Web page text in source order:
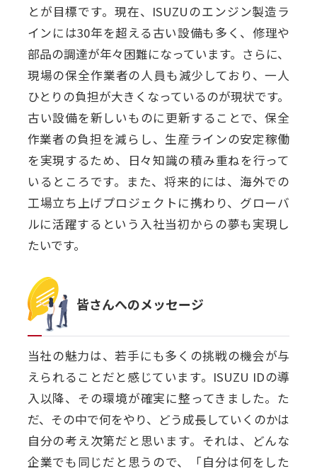
とが目標です。現在、ISUZUのエンジン製造ラ
インには30年を超える古い設備も多く、修理や
部品の調達が年々困難になっています。さらに、
現場の保全作業者の人員も減少しており、一人
ひとりの負担が大きくなっているのが現状です。
古い設備を新しいものに更新することで、保全
作業者の負担を減らし、生産ラインの安定稼働
を実現するため、日々知識の積み重ねを行って
いるところです。また、将来的には、海外での
工場立ち上げプロジェクトに携わり、グローバ
ルに活躍するという入社当初からの夢も実現し
たいです。
皆さんへのメッセージ
当社の魅力は、若手にも多くの挑戦の機会が与
えられることだと感じています。ISUZU IDの導
入以降、その環境が確実に整ってきました。た
だ、その中で何をやり、どう成長していくのかは
自分の考え次第だと思います。それは、どんな
企業でも同じだと思うので、「自分は何をした